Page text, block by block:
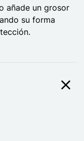
añade un grosor
su forma